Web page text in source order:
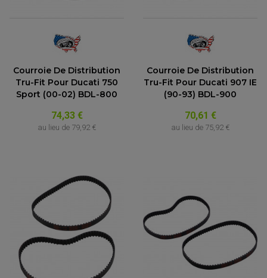
Courroie De Distribution
Tru-Fit Pour Ducati 750
Sport (00-02) BDL-800
74,33 €
au lieu de 79,92 €
Courroie De Distribution
Tru-Fit Pour Ducati 907 IE
(90-93) BDL-900
70,61 €
au lieu de 75,92 €